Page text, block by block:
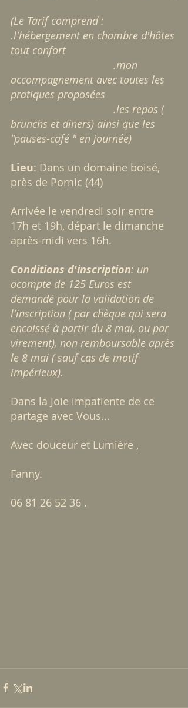
(Le Tarif comprend :
.l'hébergement en chambre d'hôtes
tout confort
accompagnement avec toutes les
pratiques proposées
brunchs et diners) ainsi que les
"pauses-café " en journée)
Lieu: Dans un domaine boisé,
près de Pornic (44)
Arrivée le vendredi soir entre
17h et 19h, départ le dimanche
après-midi vers 16h.
Conditions d'inscription: un
acompte de 125 Euros est
demandé pour la validation de
l'inscription ( par chèque qui sera
encaissé à partir du 8 mai, ou par
virement), non remboursable après
le 8 mai ( sauf cas de motif
impérieux).
Dans la Joie impatiente de ce
partage avec Vous...
Avec douceur et Lumière ,
Fanny.
06 81 26 52 36 .